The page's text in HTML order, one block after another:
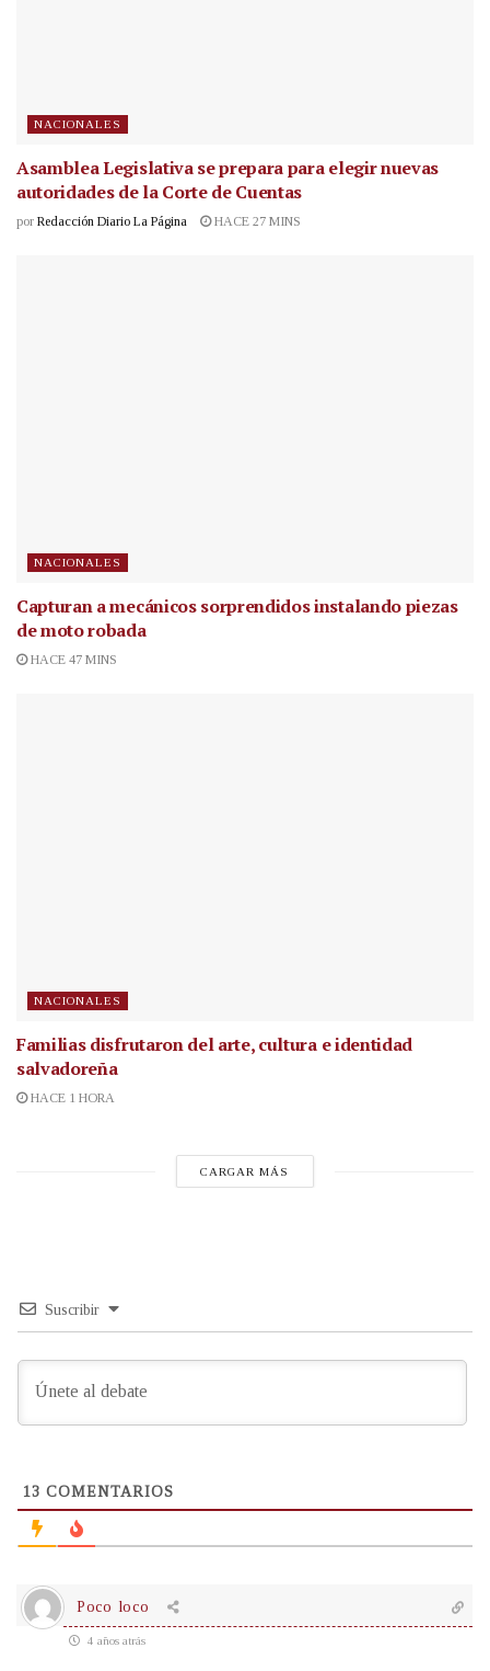
NACIONALES
Asamblea Legislativa se prepara para elegir nuevas
autoridades de la Corte de Cuentas
por Redacción Diario La Página HACE 27 MINS
NACIONALES
Capturan a mecánicos sorprendidos instalando piezas
de moto robada
HACE 47 MINS
NACIONALES
Familias disfrutaron del arte, cultura e identidad
salvadoreña
HACE 1 HORA
CARGAR MÁS
Suscribir
13 COMENTARIOS
Poco loco
4 años atrás